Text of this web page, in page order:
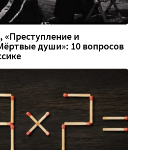
«Преступление и
души»: 10 вопросов